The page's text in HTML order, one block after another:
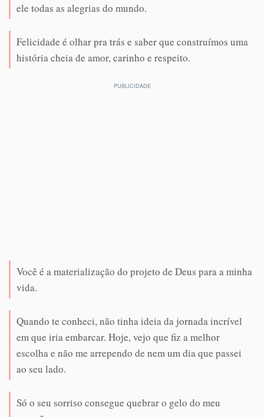
ele todas as alegrias do mundo.
Felicidade é olhar pra trás e saber que construímos uma
história cheia de amor, carinho e respeito.
Você é a materialização do projeto de Deus para a minha
vida.
Quando te conheci, não tinha ideia da jornada incrível
em que iria embarcar. Hoje, vejo que fiz a melhor
escolha e não me arrependo de nem um dia que passei
ao seu lado.
Só o seu sorriso consegue quebrar o gelo do meu